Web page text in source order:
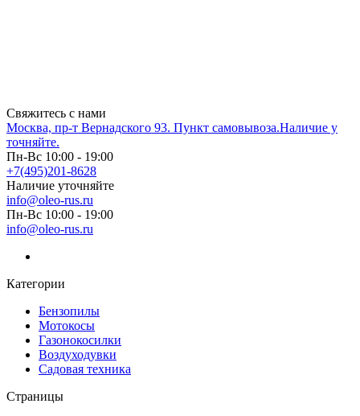
Свяжитесь с нами
Москва, пр-т Вернадского 93. Пункт самовывоза.Наличие у
точняйте.
Пн-Вс 10:00 - 19:00
+7(495)201-8628
Наличие уточняйте
info@oleo-rus.ru
Пн-Вс 10:00 - 19:00
info@oleo-rus.ru
Категории
Бензопилы
Мотокосы
Газонокосилки
Воздуходувки
Садовая техника
Страницы